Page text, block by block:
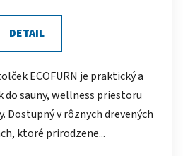
DETAIL
ECOFURN je praktický a
sauny, wellness priestoru
Dostupný v rôznych drevených
ktoré prirodzene...